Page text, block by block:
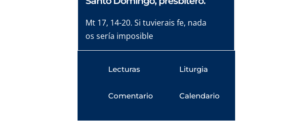
Mt 17, 14-20. Si tuvierais fe, nada
os sería imposible
Lecturas
Comentario
Liturgia
Calendario